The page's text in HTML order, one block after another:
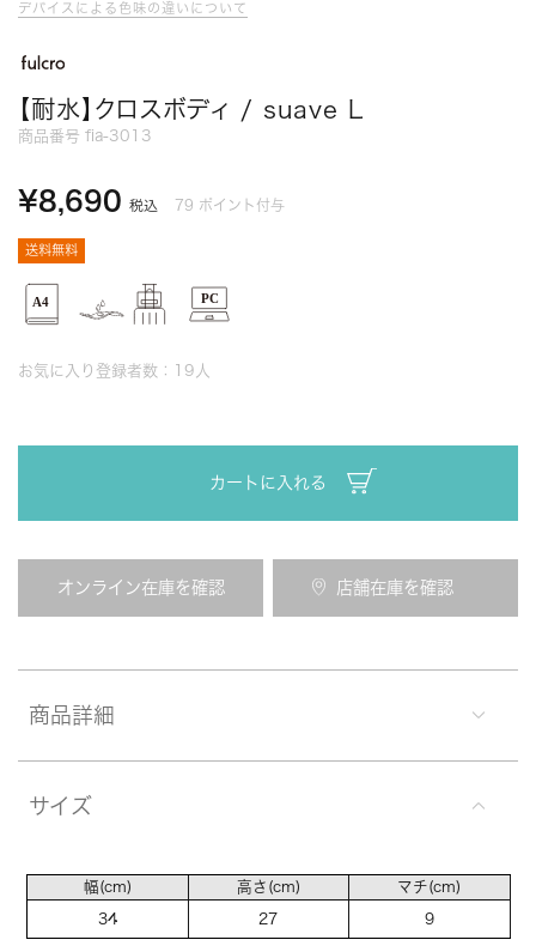
デバイスによる色味の違いについて
【耐水】クロスボディ / suave L
商品番号 fia-3013
¥8,690 税込 79 ポイント付与
送料無料
お気に入り登録者数： 19 人
カートに入れる
オンライン在庫を確認 店舗在庫を確認
商品詳細
サイズ
幅(cm)
34
高さ(cm)
27
マチ(cm)
9